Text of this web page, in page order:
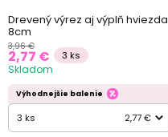
Drevený výrez aj výplň hviezda
8cm
3,96 €
2,77 € 3 ks
Skladom
Výhodnejšie balenie
3 ks 2,77 €